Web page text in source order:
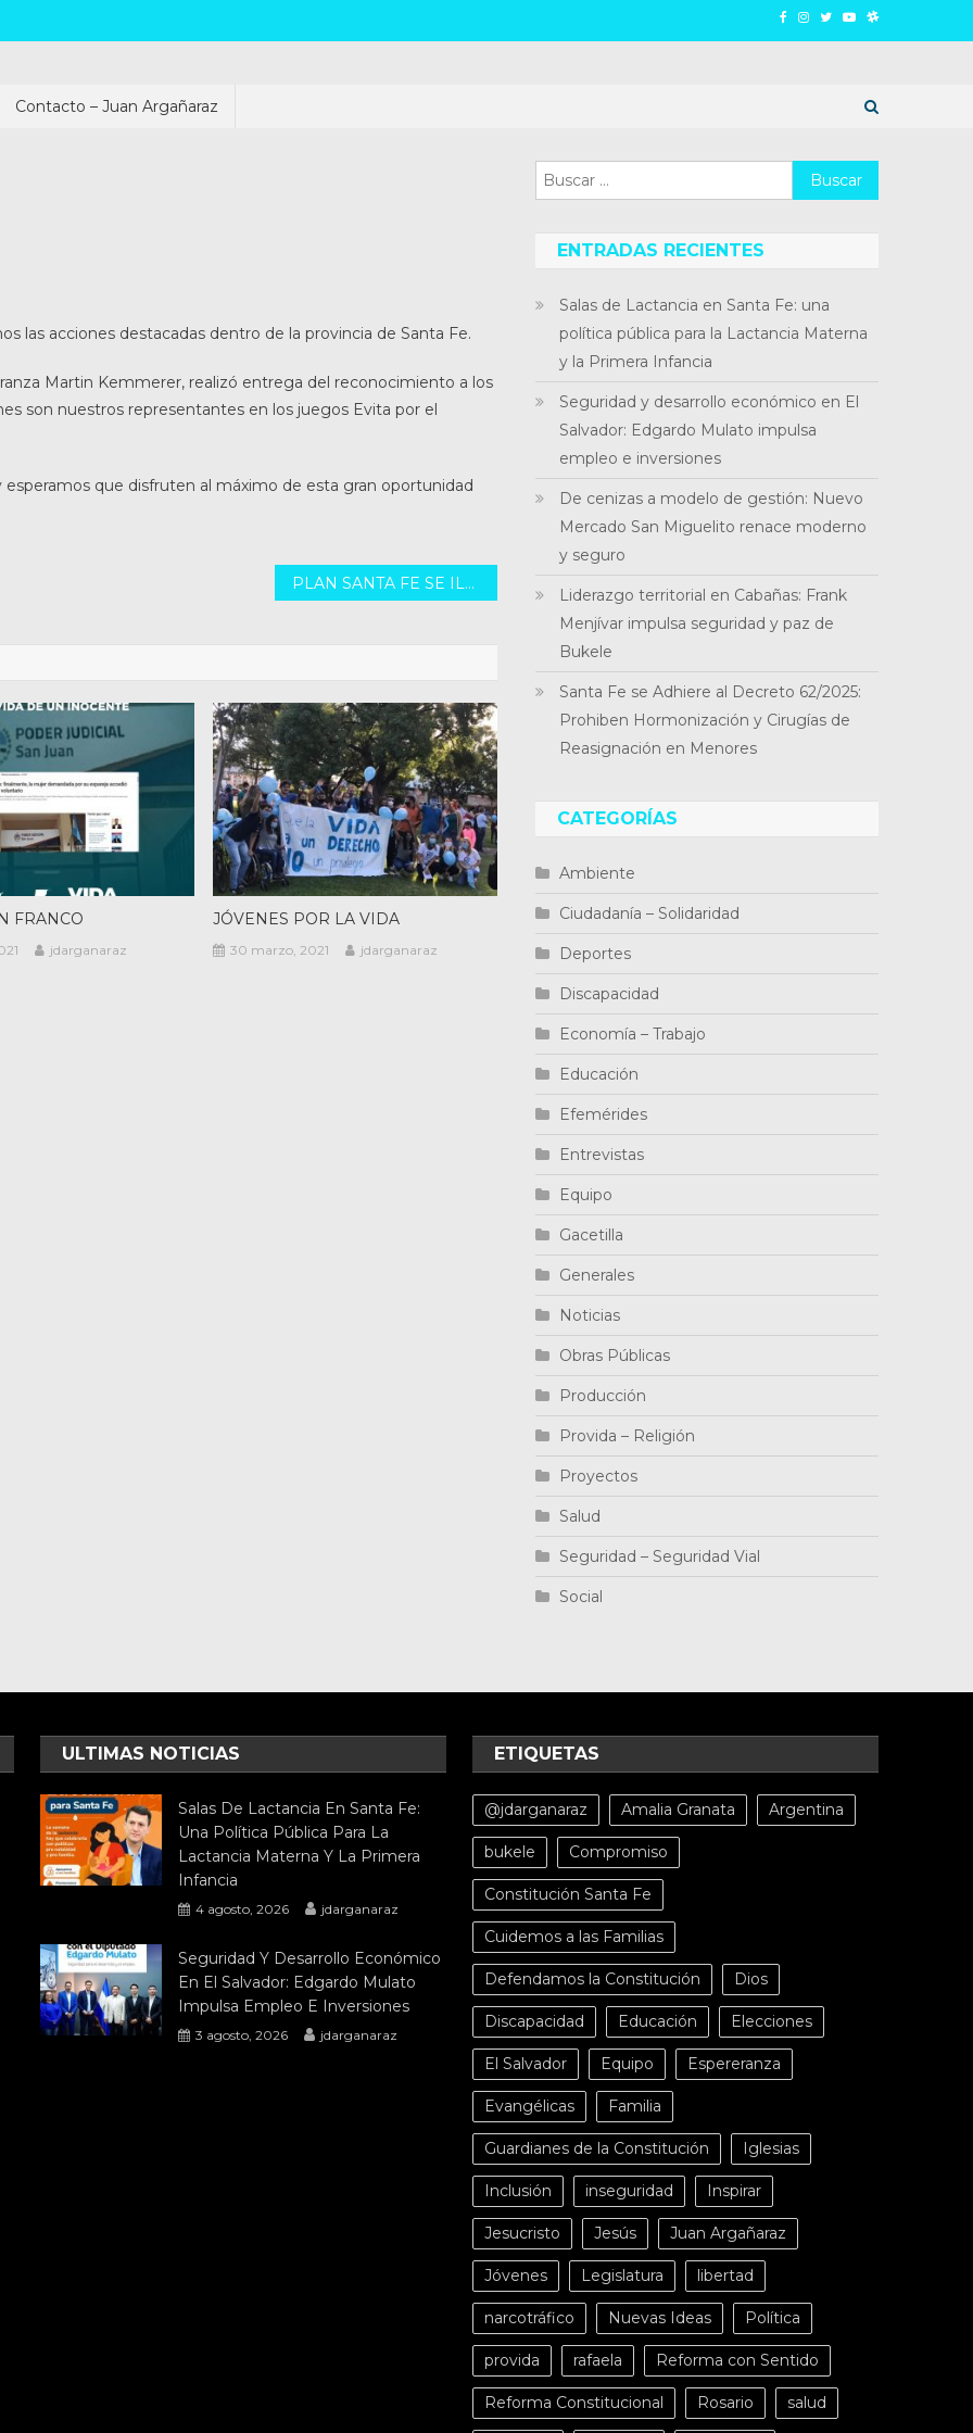
Contacto – Juan Argañaraz
las acciones destacadas dentro de la provincia de Santa Fe.
Martin Kemmerer, realizó entrega del reconocimiento a los
son nuestros representantes en los juegos Evita por el
que disfruten al máximo de esta gran oportunidad
PLAN SANTA FE SE ILUMINA
FRANCO
jdarganaraz
JÓVENES POR LA VIDA
30 marzo, 2021 jdarganaraz
Buscar:
ENTRADAS RECIENTES
Salas de Lactancia en Santa Fe: una
política pública para la Lactancia Materna
y la Primera Infancia
Seguridad y desarrollo económico en El
Salvador: Edgardo Mulato impulsa
empleo e inversiones
De cenizas a modelo de gestión: Nuevo
Mercado San Miguelito renace moderno
y seguro
Liderazgo territorial en Cabañas: Frank
Menjívar impulsa seguridad y paz de
Bukele
Santa Fe se Adhiere al Decreto 62/2025:
Prohiben Hormonización y Cirugías de
Reasignación en Menores
CATEGORÍAS
Ambiente
Ciudadanía – Solidaridad
Deportes
Discapacidad
Economía – Trabajo
Educación
Efemérides
Entrevistas
Equipo
Gacetilla
Generales
Noticias
Obras Públicas
Producción
Provida – Religión
Proyectos
Salud
Seguridad – Seguridad Vial
Social
ULTIMAS NOTICIAS
Salas De Lactancia En Santa Fe:
Una Política Pública Para La
Lactancia Materna Y La Primera
Infancia
4 agosto, 2026 jdarganaraz
Seguridad Y Desarrollo Económico
En El Salvador: Edgardo Mulato
Impulsa Empleo E Inversiones
3 agosto, 2026 jdarganaraz
ETIQUETAS
@jdarganaraz Amalia Granata Argentina
bukele Compromiso
Constitución Santa Fe
Cuidemos a las Familias
Defendamos la Constitución Dios
Discapacidad Educación Elecciones
El Salvador Equipo Espereranza
Evangélicas Familia
Guardianes de la Constitución Iglesias
Inclusión inseguridad Inspirar
Jesucristo Jesús Juan Argañaraz
Jóvenes Legislatura libertad
narcotráfico Nuevas Ideas Política
provida rafaela Reforma con Sentido
Reforma Constitucional Rosario salud